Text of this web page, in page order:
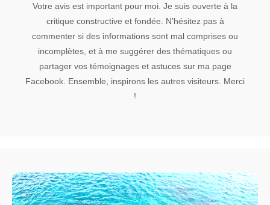
Votre avis est important pour moi. Je suis ouverte à la
critique constructive et fondée. N’hésitez pas à
commenter si des informations sont mal comprises ou
incomplètes, et à me suggérer des thématiques ou
partager vos témoignages et astuces sur ma page
Facebook. Ensemble, inspirons les autres visiteurs. Merci
!